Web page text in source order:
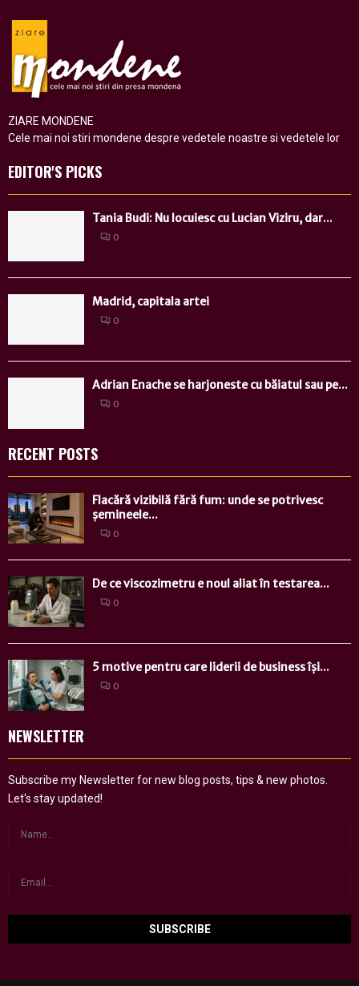
ZIARE MONDENE
Cele mai noi stiri mondene despre vedetele noastre si vedetele lor
EDITOR'S PICKS
Tania Budi: Nu locuiesc cu Lucian Viziru, dar...
0
Madrid, capitala artei
0
Adrian Enache se harjoneste cu băiatul sau pe...
0
RECENT POSTS
Flacără vizibilă fără fum: unde se potrivesc
șemineele...
0
De ce viscozimetru e noul aliat în testarea...
0
5 motive pentru care liderii de business își...
0
NEWSLETTER
Subscribe my Newsletter for new blog posts, tips & new photos.
Let's stay updated!